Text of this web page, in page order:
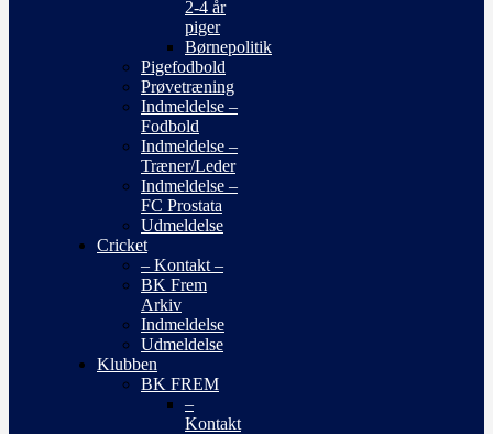
2-4 år
piger
Børnepolitik
Pigefodbold
Prøvetræning
Indmeldelse –
Fodbold
Indmeldelse –
Træner/Leder
Indmeldelse –
FC Prostata
Udmeldelse
Cricket
– Kontakt –
BK Frem
Arkiv
Indmeldelse
Udmeldelse
Klubben
BK FREM
–
Kontakt